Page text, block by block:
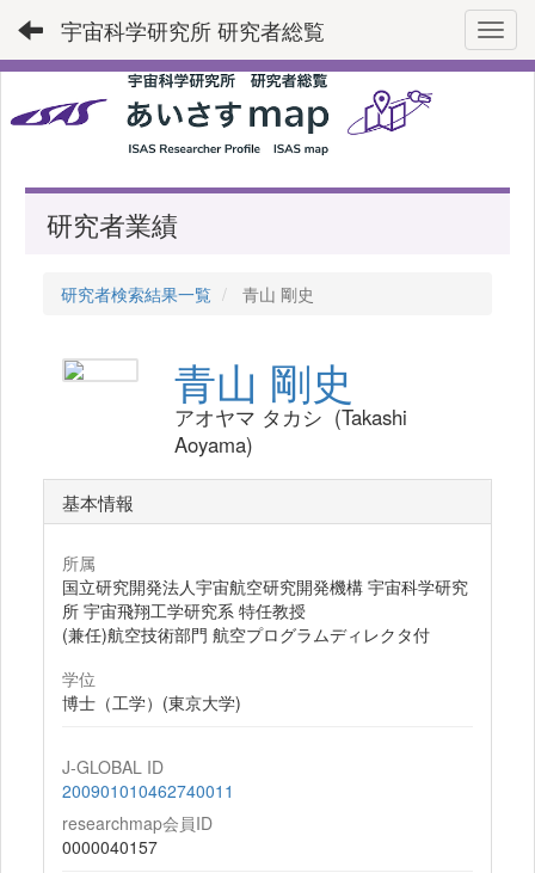
宇宙科学研究所 研究者総覧
研究者業績
研究者検索結果一覧 青山 剛史
青山 剛史
アオヤマ タカシ (Takashi
Aoyama)
基本情報
所属
国立研究開発法人宇宙航空研究開発機構 宇宙科学研究
所 宇宙飛翔工学研究系 特任教授
(兼任)航空技術部門 航空プログラムディレクタ付
学位
博士（工学）(東京大学)
J-GLOBAL ID
200901010462740011
researchmap会員ID
0000040157